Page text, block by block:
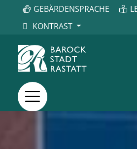
GEBÄRDENSPRACHE
KONTRAST